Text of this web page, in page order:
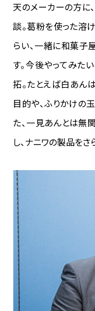
天のメーカーの方に
談。葛粉を使った溶
らい、一緒に和菓子
す。今後やってみた
拓。たとえば白あん
目的や、ふりかけの
た、一見あんとは無
し、ナニワの製品をさ